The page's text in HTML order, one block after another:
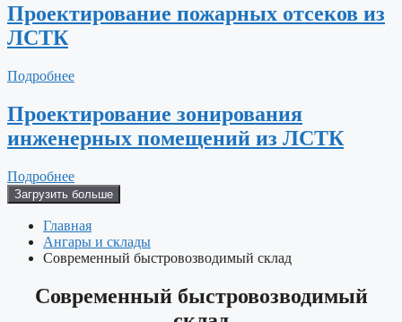
Проектирование пожарных отсеков из
ЛСТК
Подробнее
Проектирование зонирования
инженерных помещений из ЛСТК
Подробнее
Загрузить больше
Главная
Ангары и склады
Современный быстровозводимый склад
Современный быстровозводимый